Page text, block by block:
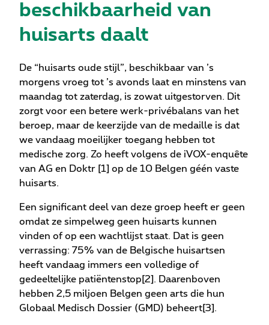
beschikbaarheid van
huisarts daalt
De “huisarts oude stijl”, beschikbaar van ’s
morgens vroeg tot ’s avonds laat en minstens van
maandag tot zaterdag, is zowat uitgestorven. Dit
zorgt voor een betere werk-privébalans van het
beroep, maar de keerzijde van de medaille is dat
we vandaag moeilijker toegang hebben tot
medische zorg. Zo heeft volgens de iVOX-enquête
van AG en Doktr [1] op de 10 Belgen géén vaste
huisarts.
Een significant deel van deze groep heeft er geen
omdat ze simpelweg geen huisarts kunnen
vinden of op een wachtlijst staat. Dat is geen
verrassing: 75% van de Belgische huisartsen
heeft vandaag immers een volledige of
gedeeltelijke patiëntenstop[2]. Daarenboven
hebben 2,5 miljoen Belgen geen arts die hun
Globaal Medisch Dossier (GMD) beheert[3].